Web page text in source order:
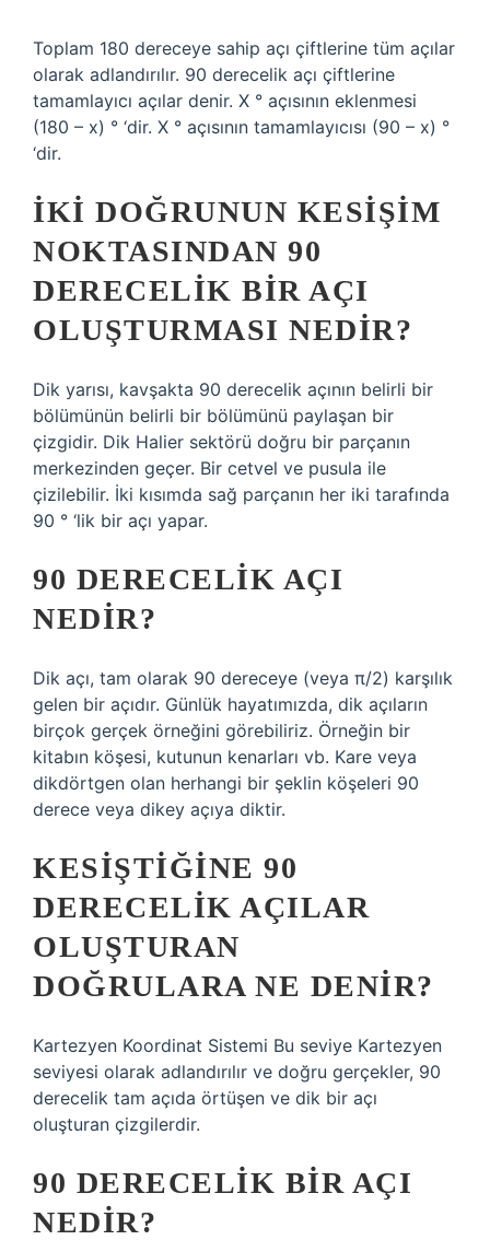
Toplam 180 dereceye sahip açı çiftlerine tüm açılar
olarak adlandırılır. 90 derecelik açı çiftlerine
tamamlayıcı açılar denir. X ° açısının eklenmesi
(180 – x) ° ‘dir. X ° açısının tamamlayıcısı (90 – x) °
‘dir.
İKI DOĞRUNUN KESIŞIM
NOKTASINDAN 90
DERECELIK BIR AÇI
OLUŞTURMASI NEDIR?
Dik yarısı, kavşakta 90 derecelik açının belirli bir
bölümünün belirli bir bölümünü paylaşan bir
çizgidir. Dik Halier sektörü doğru bir parçanın
merkezinden geçer. Bir cetvel ve pusula ile
çizilebilir. İki kısımda sağ parçanın her iki tarafında
90 ° ‘lik bir açı yapar.
90 DERECELIK AÇI
NEDIR?
Dik açı, tam olarak 90 dereceye (veya π/2) karşılık
gelen bir açıdır. Günlük hayatımızda, dik açıların
birçok gerçek örneğini görebiliriz. Örneğin bir
kitabın köşesi, kutunun kenarları vb. Kare veya
dikdörtgen olan herhangi bir şeklin köşeleri 90
derece veya dikey açıya diktir.
KESIŞTIĞINE 90
DERECELIK AÇILAR
OLUŞTURAN
DOĞRULARA NE DENIR?
Kartezyen Koordinat Sistemi Bu seviye Kartezyen
seviyesi olarak adlandırılır ve doğru gerçekler, 90
derecelik tam açıda örtüşen ve dik bir açı
oluşturan çizgilerdir.
90 DERECELIK BIR AÇI
NEDIR?